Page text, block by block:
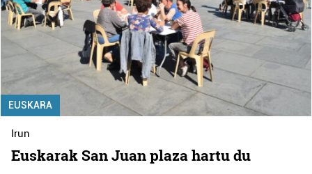
EUSKARA
Irun
Euskarak San Juan plaza hartu du